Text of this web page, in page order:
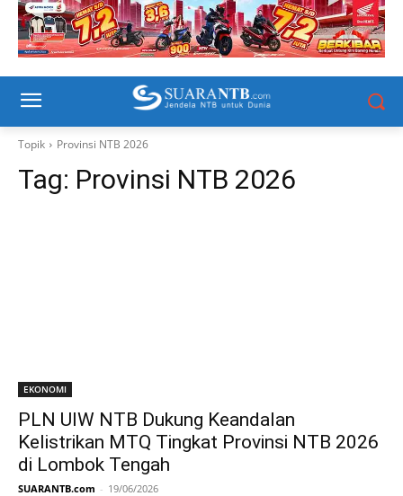
Topik Provinsi NTB 2026
Tag: Provinsi NTB 2026
EKONOMI
PLN UIW NTB Dukung Keandalan
Kelistrikan MTQ Tingkat Provinsi NTB 2026
di Lombok Tengah
SUARANTB.com - 19/06/2026